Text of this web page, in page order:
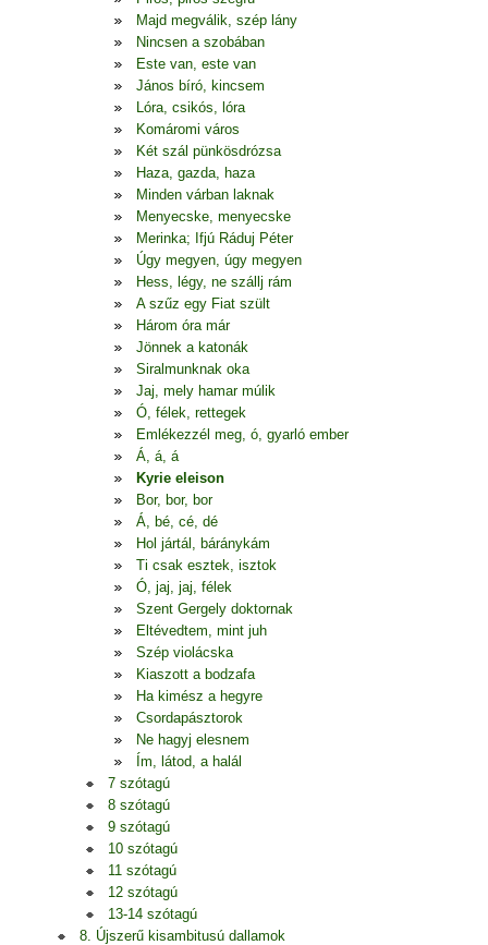
Majd megválik, szép lány
Nincsen a szobában
Este van, este van
János bíró, kincsem
Lóra, csikós, lóra
Komáromi város
Két szál pünkösdrózsa
Haza, gazda, haza
Minden várban laknak
Menyecske, menyecske
Merinka; Ifjú Ráduj Péter
Úgy megyen, úgy megyen
Hess, légy, ne szállj rám
A szűz egy Fiat szült
Három óra már
Jönnek a katonák
Siralmunknak oka
Jaj, mely hamar múlik
Ó, félek, rettegek
Emlékezzél meg, ó, gyarló ember
Á, á, á
Kyrie eleison
Bor, bor, bor
Á, bé, cé, dé
Hol jártál, báránykám
Ti csak esztek, isztok
Ó, jaj, jaj, félek
Szent Gergely doktornak
Eltévedtem, mint juh
Szép violácska
Kiaszott a bodzafa
Ha kimész a hegyre
Csordapásztorok
Ne hagyj elesnem
Ím, látod, a halál
7 szótagú
8 szótagú
9 szótagú
10 szótagú
11 szótagú
12 szótagú
13-14 szótagú
8. Újszerű kisambitusú dallamok